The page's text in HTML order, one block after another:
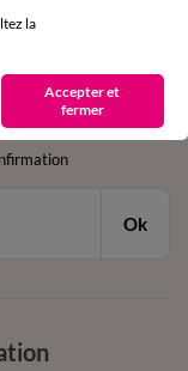
Ok
la
Accepter et
fermer